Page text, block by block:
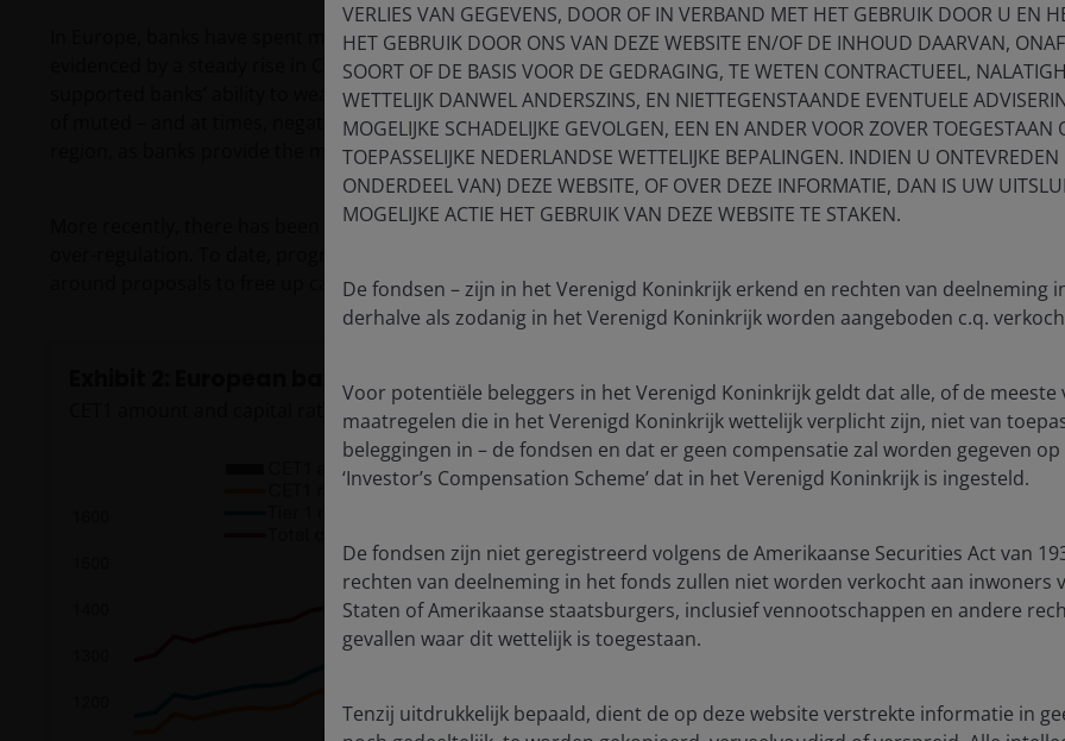
In Europe, banks have spent more than a decade improving the size and quality of their capital reserves, as
evidenced by a steady rise in Common Equity Tier 1 (CET1) levels and capital ratios (Exhibit 2). While this has
supported banks’ ability to weather exogenous shocks, it has also constrained lending, resulting in a period
of muted – and at times, negative – loan growth. This, in turn, weighed on economic growth across the
region, as banks provide the majority of financing to the corporate sector.
More recently, there has been growing debate about whether the pendulum may have swung too far toward
around proposals to free up capital, support lending, and improve the competitiveness of European banks.
Exhibit 2: European banks have built materially stronger capital positions
VERLIES VAN GEGEVENS, DOOR OF IN VERBAND MET HET GEBRUIK DOOR U EN
HET GEBRUIK DOOR ONS VAN DEZE WEBSITE EN/OF DE INHOUD DAARVAN,
SOORT OF DE BASIS VOOR DE GEDRAGING, TE WETEN CONTRACTUEEL,
WETTELIJK DANWEL ANDERSZINS, EN NIETTEGENSTAANDE EVENTUELE
MOGELIJKE SCHADELIJKE GEVOLGEN, EEN EN ANDER VOOR ZOVER TOEGESTAAN
TOEPASSELIJKE NEDERLANDSE WETTELIJKE BEPALINGEN. INDIEN U
ONDERDEEL VAN) DEZE WEBSITE, OF OVER DEZE INFORMATIE, DAN IS UW
MOGELIJKE ACTIE HET GEBRUIK VAN DEZE WEBSITE TE STAKEN.
De fondsen – zijn in het Verenigd Koninkrijk erkend en rechten van deelneming
derhalve als zodanig in het Verenigd Koninkrijk worden aangeboden c.q.
Voor potentiële beleggers in het Verenigd Koninkrijk geldt dat alle, of de meeste
maatregelen die in het Verenigd Koninkrijk wettelijk verplicht zijn, niet van
beleggingen in – de fondsen en dat er geen compensatie zal worden gegeven
‘Investor’s Compensation Scheme’ dat in het Verenigd Koninkrijk is ingesteld.
De fondsen zijn niet geregistreerd volgens de Amerikaanse Securities Act van
rechten van deelneming in het fonds zullen niet worden verkocht aan inwoners
Staten of Amerikaanse staatsburgers, inclusief vennootschappen en andere
gevallen waar dit wettelijk is toegestaan.
Tenzij uitdrukkelijk bepaald, dient de op deze website verstrekte informatie in